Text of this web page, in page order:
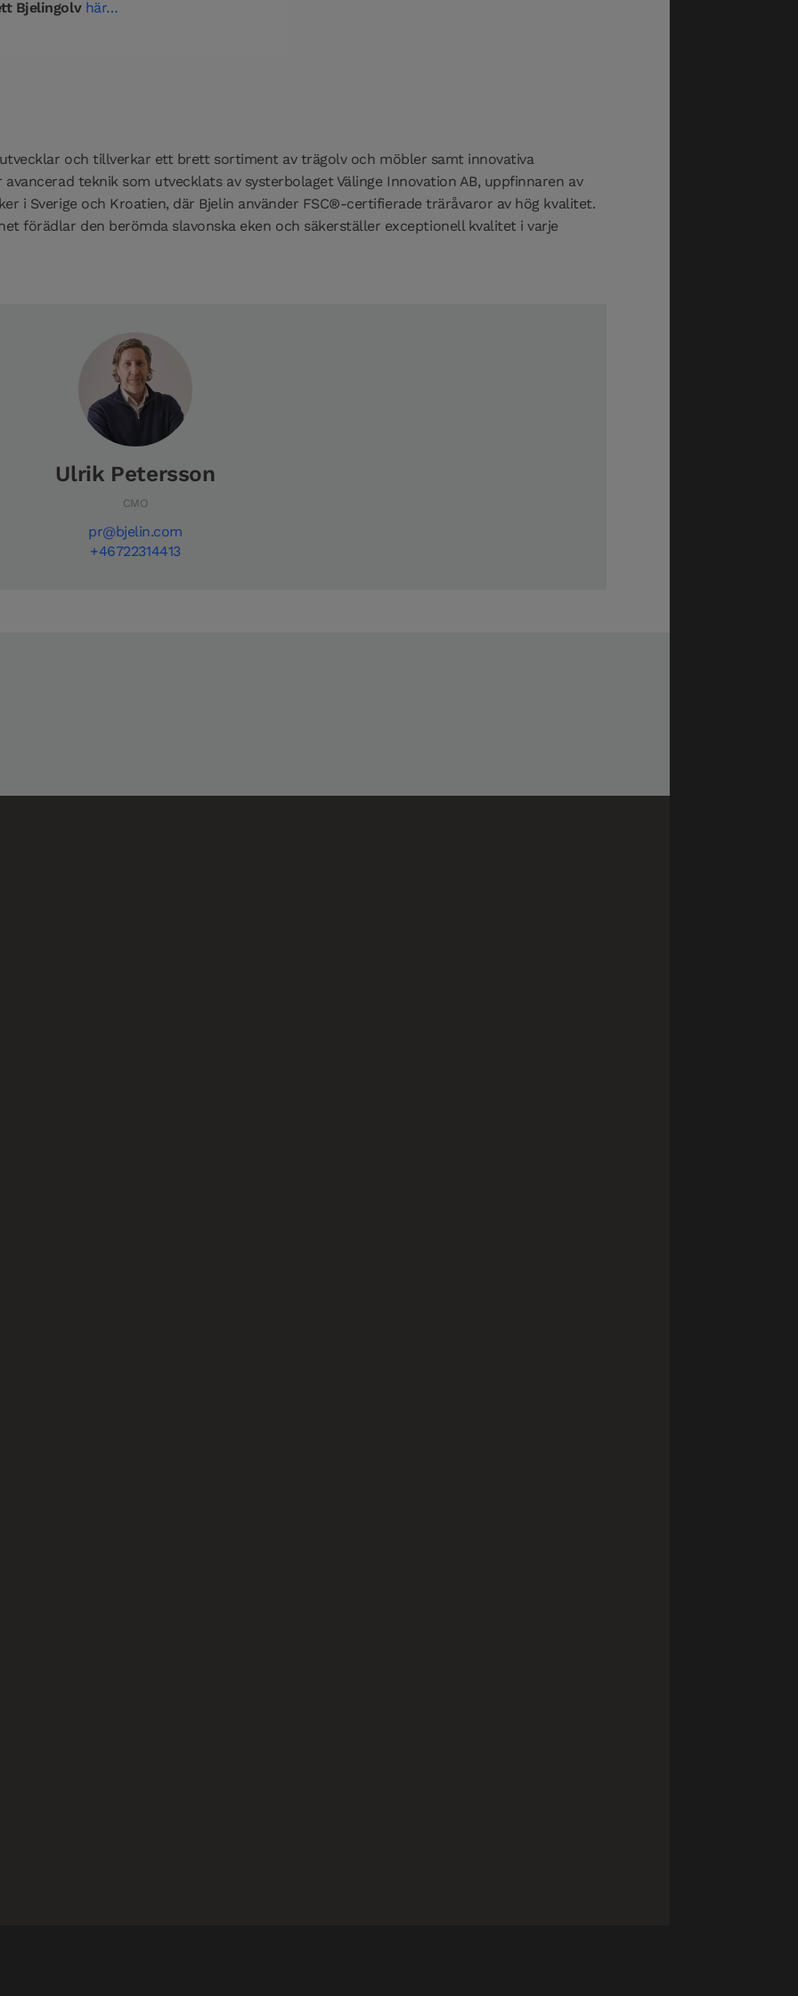
Bjelingolv här…
utvecklar och tillverkar ett brett sortiment av trägolv och möbler samt innovativa
teknik som utvecklats av systerbolaget Välinge Innovation AB, uppfinnaren av
i Sverige och Kroatien, där Bjelin använder FSC®-certifierade träråvaror av hög kvalitet.
förädlar den berömda slavonska eken och säkerställer exceptionell kvalitet i varje
Ulrik Petersson
CMO
pr@bjelin.com
+46722314413